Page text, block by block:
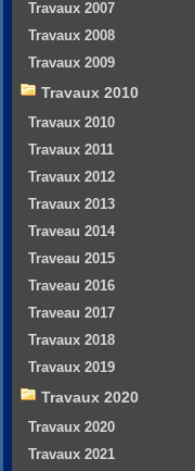
Travaux 2007
Travaux 2008
Travaux 2009
Travaux 2010
Travaux 2010
Travaux 2011
Travaux 2012
Travaux 2013
Traveau 2014
Traveau 2015
Traveau 2016
Traveau 2017
Travaux 2018
Travaux 2019
Travaux 2020
Travaux 2020
Travaux 2021